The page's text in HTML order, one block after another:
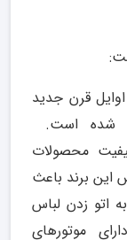
قرن جدید
شده است.
محصولات
این برند باعث
اتو زدن لباس
موتورهای